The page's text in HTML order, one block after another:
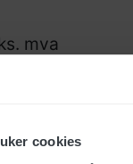
cookies
mva
Art.nr.: 161105